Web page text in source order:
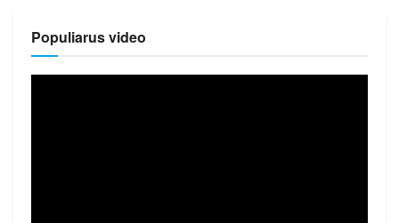
Populiarus video